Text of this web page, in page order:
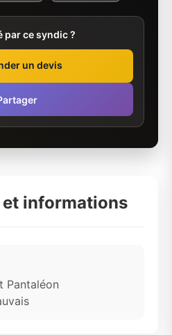
par ce syndic ?
un devis
informations
Pantaléon